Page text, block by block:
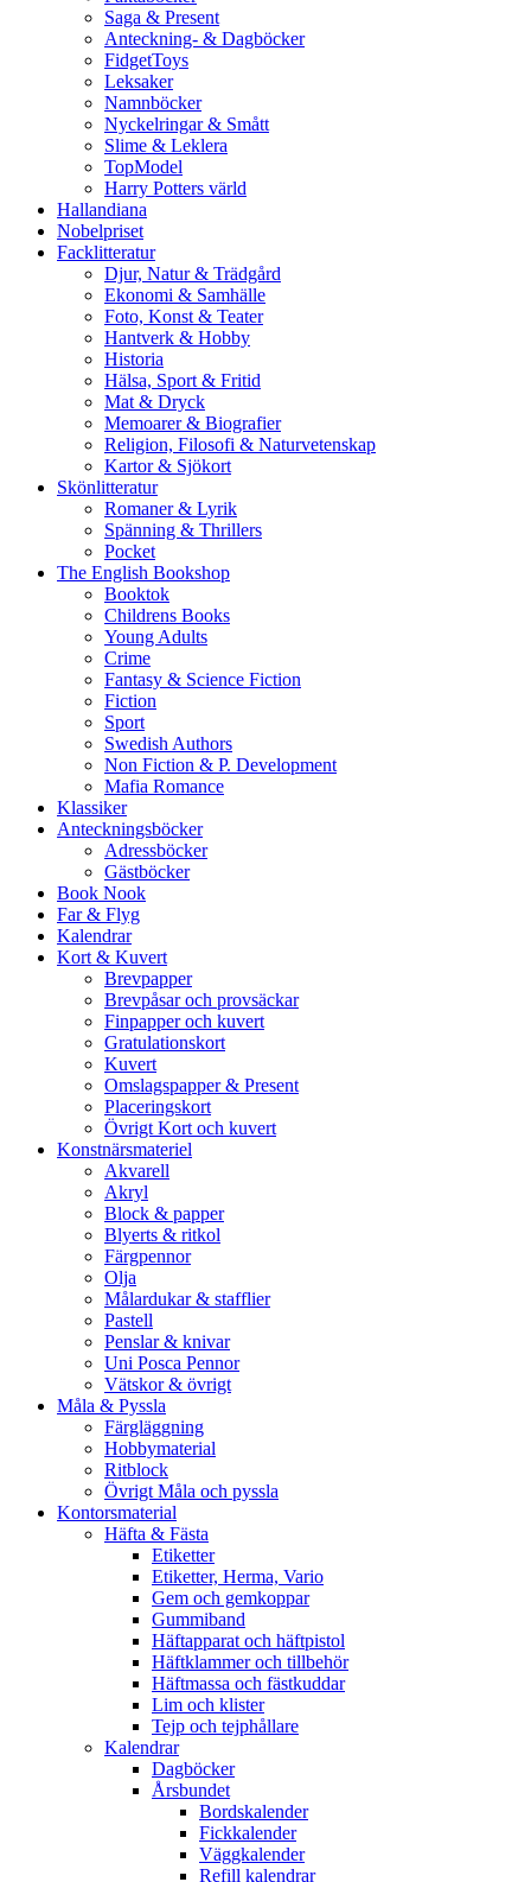
Saga & Present
Anteckning- & Dagböcker
FidgetToys
Leksaker
Namnböcker
Nyckelringar & Smått
Slime & Leklera
TopModel
Harry Potters värld
Hallandiana
Nobelpriset
Facklitteratur
Djur, Natur & Trädgård
Ekonomi & Samhälle
Foto, Konst & Teater
Hantverk & Hobby
Historia
Hälsa, Sport & Fritid
Mat & Dryck
Memoarer & Biografier
Religion, Filosofi & Naturvetenskap
Kartor & Sjökort
Skönlitteratur
Romaner & Lyrik
Spänning & Thrillers
Pocket
The English Bookshop
Booktok
Childrens Books
Young Adults
Crime
Fantasy & Science Fiction
Fiction
Sport
Swedish Authors
Non Fiction & P. Development
Mafia Romance
Klassiker
Anteckningsböcker
Adressböcker
Gästböcker
Book Nook
Far & Flyg
Kalendrar
Kort & Kuvert
Brevpapper
Brevpåsar och provsäckar
Finpapper och kuvert
Gratulationskort
Kuvert
Omslagspapper & Present
Placeringskort
Övrigt Kort och kuvert
Konstnärsmateriel
Akvarell
Akryl
Block & papper
Blyerts & ritkol
Färgpennor
Olja
Målardukar & stafflier
Pastell
Penslar & knivar
Uni Posca Pennor
Vätskor & övrigt
Måla & Pyssla
Färgläggning
Hobbymaterial
Ritblock
Övrigt Måla och pyssla
Kontorsmaterial
Häfta & Fästa
Etiketter
Etiketter, Herma, Vario
Gem och gemkoppar
Gummiband
Häftapparat och häftpistol
Häftklammer och tillbehör
Häftmassa och fästkuddar
Lim och klister
Tejp och tejphållare
Kalendrar
Dagböcker
Årsbundet
Bordskalender
Fickkalender
Väggkalender
Refill kalendrar